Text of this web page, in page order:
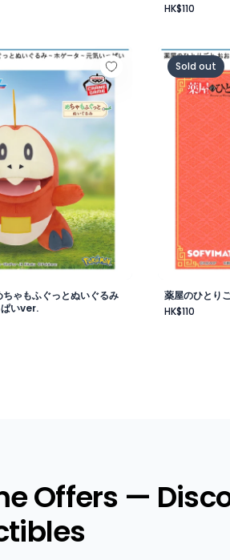
HK$110
ャイナドレスver.～
めちゃもふぐっとぬいぐるみ～ホ
ゃもふぐっとぬいぐるみ
ぱいver.
薬屋のひと
Sold out
薬屋のひとり
HK$110
Offers —